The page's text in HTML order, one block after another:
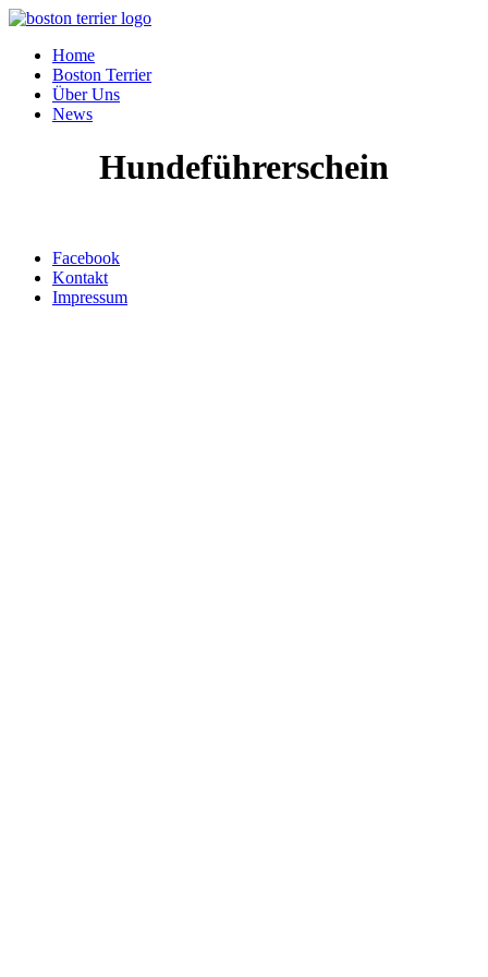
Home
Boston Terrier
Über Uns
News
Hundeführerschein
Facebook
Kontakt
Impressum